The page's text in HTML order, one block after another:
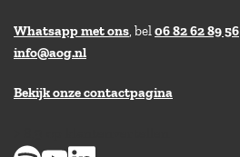
Whatsapp met ons , bel 06 82 62 89 56
info@aog.nl
Bekijk onze contactpagina